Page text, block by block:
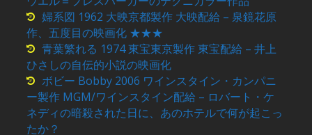
婦系図 1962 大映京都製作 大映配給 – 泉鏡花原
作、五度目の映画化 ★★★
青葉繁れる 1974 東宝東京製作 東宝配給 – 井上
ひさしの自伝的小説の映画化
ボビー Bobby 2006 ワインスタイン・カンパニ
ー製作 MGM/ワインスタイン配給 – ロバート・ケ
ネディの暗殺された日に、あのホテルで何が起こっ
たか？